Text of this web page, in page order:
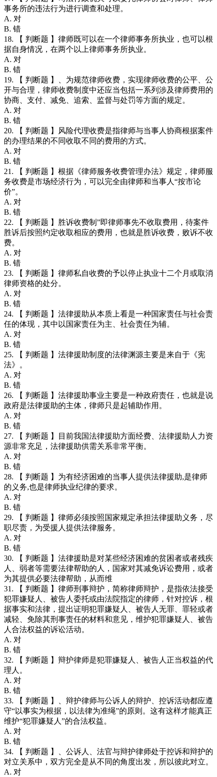
事务所的违法行为进行调查和处理。
A. 对
B. 错
18. 【 判断题 】律师既可以在一个律师事务所执业，也可以根
据自身情况，在两个以上律师事务所执业。
A. 对
B. 错
19. 【 判断题 】、为规范律师收费，实现律师收费的公平、公
开与合理，律师收费制度中还应当包括一系列涉及律师费用的
协商、支付、减免、追索、监督与处罚等方面的规定。
A. 对
B. 错
20. 【 判断题 】风险代理收费是指律师与当事人协商根据案件
的办理结果的不同收取不同的费用的方式。
A. 对
B. 错
21. 【 判断题 】根据《律师服务收费管理办法》规定，律师服
务收费是市场经济行为，可以完全由律师和当事人“按市论
价”。
A. 对
B. 错
22. 【 判断题 】胜诉收费制”即律师事先不收取费用，待案件
胜诉后按照约定收取相应的费用，也就是胜诉收费，败诉不收
费。
A. 对
B. 错
23. 【 判断题 】律师私自收费的予以停止执业十二个月或取消
律师资格的处分。
A. 对
B. 错
24. 【 判断题 】法律援助从本质上看是一种国家责任与社会责
任的体现，其中以国家责任为主、社会责任为辅。
A. 对
B. 错
25. 【 判断题 】法律援助制度的法律渊源主要是来自于《宪
法》。
A. 对
B. 错
26. 【 判断题 】法律援助事业主要是一种政府责任，也就是说
政府是法律援助的主体，律师只是起辅助作用。
A. 对
B. 错
27. 【 判断题 】目前我国法律援助方面经费、法律援助人力资
源非常充足，法律援助供需关系非常平衡。
A. 对
B. 错
28. 【 判断题 】为有经济困难的当事人提供法律援助,是律师
的义务,也是律师执业纪律的要求。
A. 对
B. 错
29. 【 判断题 】律师必须按照国家规定承担法律援助义务，尽
职尽责，为受援人提供法律服务。
A. 对
B. 错
30. 【 判断题 】法律援助是对某些经济困难的贫困者或者残疾
人、弱者等需要法律帮助的人，国家对其减免诉讼费用，或者
为其提供必要法律帮助，从而维
31. 【 判断题 】律师刑事辩护，简称律师辩护，是指依法接受
犯罪嫌疑人、被告人委托或由法院指定的律师，针对控诉，根
据事实和法律，提出证明犯罪嫌疑人、被告人无罪、罪轻或者
减轻、免除其刑事责任的材料和意见，维护犯罪嫌疑人、被告
人合法权益的诉讼活动。
A. 对
B. 错
32. 【 判断题 】辩护律师是犯罪嫌疑人、被告人正当权益的代
理人。
A. 对
B. 错
33. 【 判断题 】、辩护律师与公诉人的辩护、控诉活动都应遵
守“以事实为根据，以法律为准绳”的原则。这有这样才能真正
维护“犯罪嫌疑人”的合法权益。
A. 对
B. 错
34. 【 判断题 】、公诉人、法官与辩护律师处于控诉和辩护的
对立关系中，双方完全是从不同的角度出发，所以彼此对立。
A. 对